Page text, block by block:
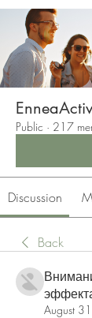
Public · 217
Discussion
Back
August